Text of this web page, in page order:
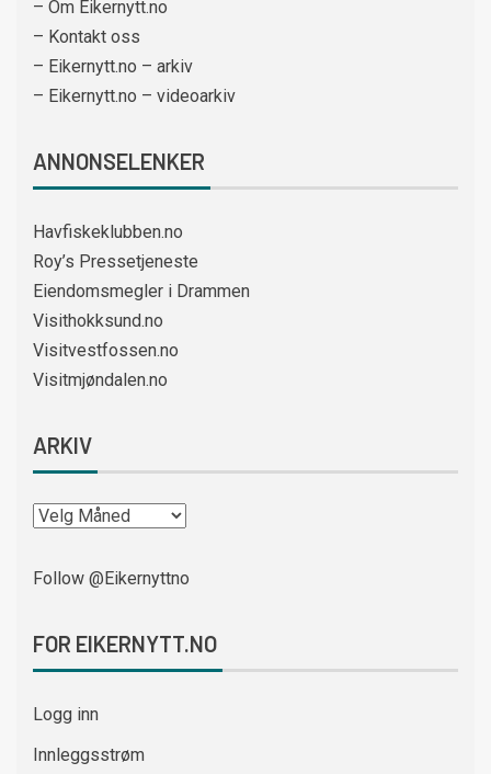
– Om Eikernytt.no
– Kontakt oss
– Eikernytt.no – arkiv
– Eikernytt.no – videoarkiv
ANNONSELENKER
Havfiskeklubben.no
Roy’s Pressetjeneste
Eiendomsmegler i Drammen
Visithokksund.no
Visitvestfossen.no
Visitmjøndalen.no
ARKIV
Follow @Eikernyttno
FOR EIKERNYTT.NO
Logg inn
Innleggsstrøm